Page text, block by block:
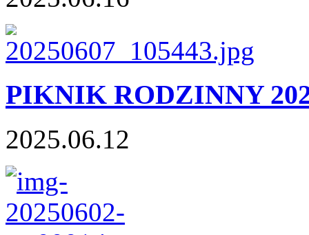
PIKNIK RODZINNY
2025.06.12